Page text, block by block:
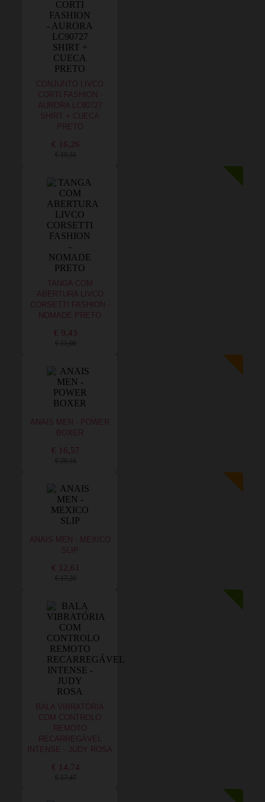
CONJUNTO LIVCO
CORTI FASHION -
AURORA LC90727
SHIRT + CUECA
PRETO
€ 16,26
€ 19,51
TANGA COM
ABERTURA LIVCO
CORSETTI FASHION -
NOMADE PRETO
€ 9,43
€ 11,00
ANAIS MEN - POWER
BOXER
€ 16,57
€ 20,16
ANAIS MEN - MEXICO
SLIP
€ 12,61
€ 17,20
BALA VIBRATÓRIA
COM CONTROLO
REMOTO
RECARREGÁVEL
INTENSE - JUDY ROSA
€ 14,74
€ 17,47